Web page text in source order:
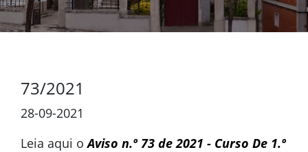
73/2021
28-09-2021
Leia aqui oAviso n.º 73 de 2021 - Curso De 1.º